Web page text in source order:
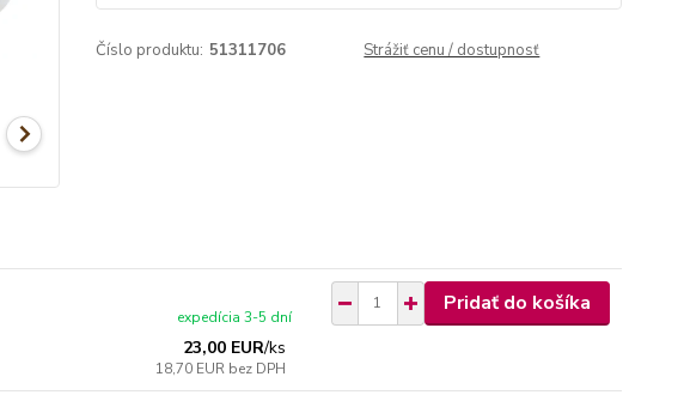
Číslo produktu: 51311706 Strážiť cenu / dostupnosť
23,00 EUR/ks
18,70 EUR bez DPH
expedícia 3-5 dní
Pridať do košíka